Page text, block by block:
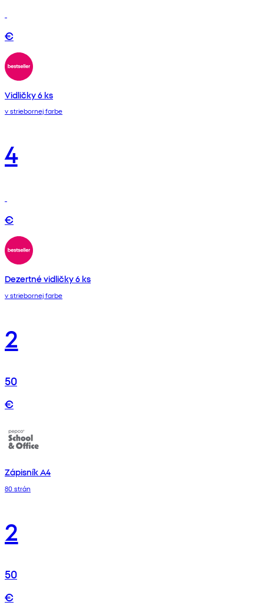
€
Vidličky 6 ks
v striebornej farbe
4
€
Dezertné vidličky 6 ks
v striebornej farbe
2
50
€
Zápisník A4
80 strán
2
50
€